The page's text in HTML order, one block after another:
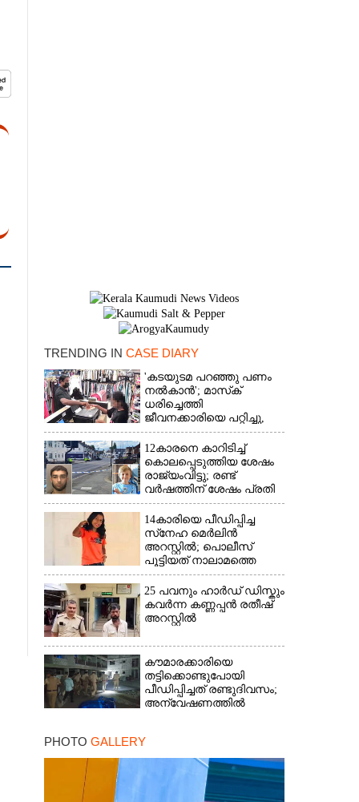
TRENDING IN CASE DIARY
'കടയുടമ പറഞ്ഞു പണം
നൽകാൻ'; മാസ്‌ക്
ധരിച്ചെത്തി
ജീവനക്കാരിയെ പറ്റിച്ചു,
നഷ്‌ടമായത് 6000 രൂപ
12കാരനെ കാറിടിച്ച്
കൊലപ്പെടുത്തിയ ശേഷം
രാജ്യംവിട്ടു; രണ്ട്
വർഷത്തിന് ശേഷം പ്രതി
പിടിയിൽ
14കാരിയെ പീഡിപ്പിച്ച
സ്‌നേഹ മെർലിൻ
അറസ്റ്റിൽ; പൊലീസ്
പൂട്ടിയത് നാലാമത്തെ
പോക്‌സോ കേസിൽ
25 പവനും ഹാർഡ് ഡിസ്കും
കവർന്ന കണ്ണപ്പൻ രതീഷ്
അറസ്റ്റിൽ
കൗമാരക്കാരിയെ
തട്ടിക്കൊണ്ടുപോയി
പീഡിപ്പിച്ചത് രണ്ടുദിവസം;
അന്വേഷണത്തിൽ
ഡെലിവറി
PHOTO GALLERY
×